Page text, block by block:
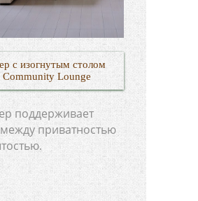
с изогнутым столом
Community Lounge
поддерживает
приватностью